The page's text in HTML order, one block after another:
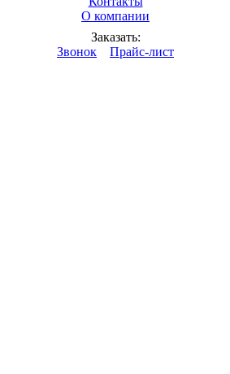
О компании
Заказать:
Звонок
Прайс-лист